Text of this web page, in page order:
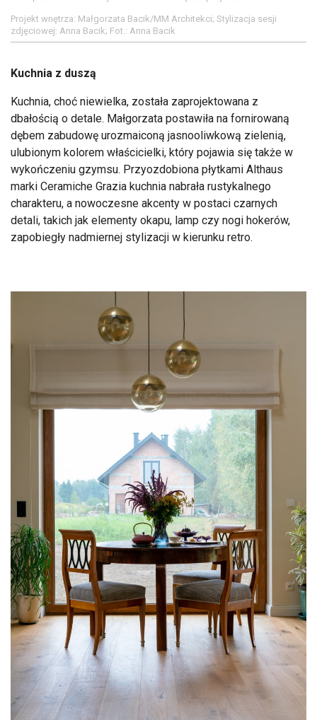
Projekt wnętrza: Małgorzata Bacik/MM Architekci; Stylizacja sesji
zdjęciowej: Anna Bacik; Fot.: Anna Bacik
Kuchnia z duszą
Kuchnia, choć niewielka, została zaprojektowana z
dbałością o detale. Małgorzata postawiła na fornirowaną
dębem zabudowę urozmaiconą jasnooliwkową zielenią,
ulubionym kolorem właścicielki, który pojawia się także w
wykończeniu gzymsu. Przyozdobiona płytkami Althaus
marki Ceramiche Grazia kuchnia nabrała rustykalnego
charakteru, a nowoczesne akcenty w postaci czarnych
detali, takich jak elementy okapu, lamp czy nogi hokerów,
zapobiegły nadmiernej stylizacji w kierunku retro.